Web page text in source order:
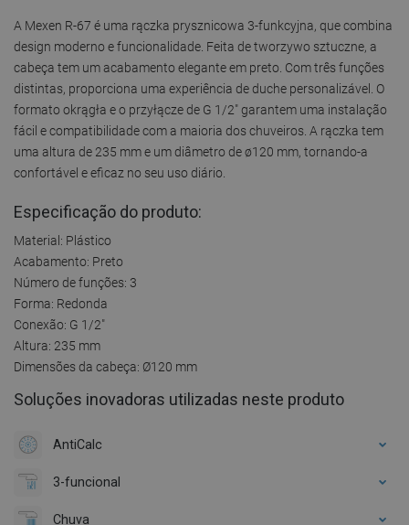
A Mexen R-67 é uma rączka prysznicowa 3-funkcyjna, que combina
design moderno e funcionalidade. Feita de tworzywo sztuczne, a
cabeça tem um acabamento elegante em preto. Com três funções
distintas, proporciona uma experiência de duche personalizável. O
formato okrągła e o przyłącze de G 1/2" garantem uma instalação
fácil e compatibilidade com a maioria dos chuveiros. A rączka tem
uma altura de 235 mm e um diâmetro de ø120 mm, tornando-a
confortável e eficaz no seu uso diário.
Especificação do produto:
Material: Plástico
Acabamento: Preto
Número de funções: 3
Forma: Redonda
Conexão: G 1/2"
Altura: 235 mm
Dimensões da cabeça: Ø120 mm
Soluções inovadoras utilizadas neste produto
AntiCalc
3-funcional
Chuva